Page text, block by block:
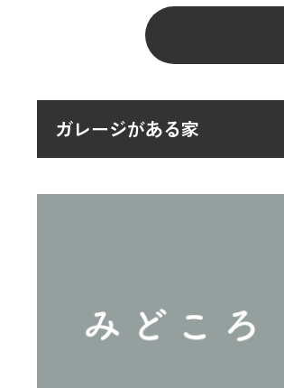
ガレージがある家